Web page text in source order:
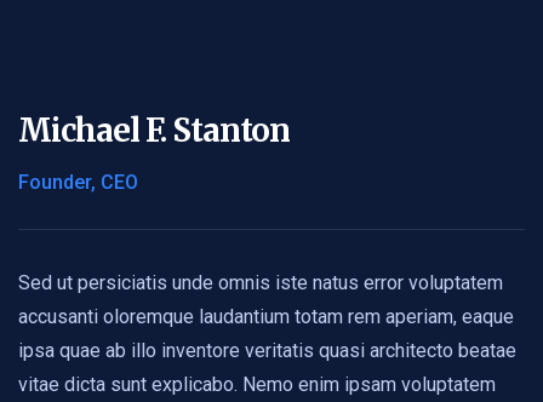
Michael F. Stanton
Founder, CEO
Sed ut persiciatis unde omnis iste natus error voluptatem
accusanti oloremque laudantium totam rem aperiam, eaque
ipsa quae ab illo inventore veritatis quasi architecto beatae
vitae dicta sunt explicabo. Nemo enim ipsam voluptatem